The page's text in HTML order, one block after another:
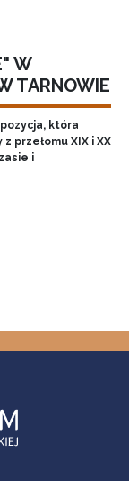
W
TARNOWIE
która
przełomu XIX i XX
i
strona